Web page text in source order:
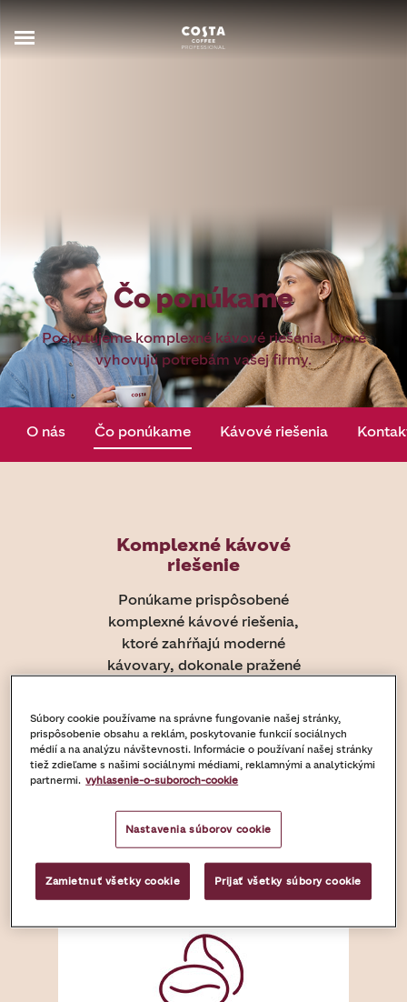
Čo ponúkame
Poskytujeme komplexné kávové riešenia, ktoré
vyhovujú potrebám vašej firmy.
O nás Čo ponúkame Kávové riešenia
Komplexné kávové
riešenie
Ponúkame prispôsobené
komplexné kávové riešenia,
ktoré zahŕňajú moderné
kávovary, dokonale pražené
aktiváciu, školenie
zamestnancov a podporu
zákazníckeho servisu a údržby.
Súbory cookie používame na správne fungovanie našej stránky,
prispôsobenie obsahu a reklám, poskytovanie funkcií sociálnych
médií a na analýzu návštevnosti. Informácie o používaní našej stránky
tiež zdieľame s našimi sociálnymi médiami, reklamnými a analytickými
partnermi. vyhlasenie-o-suboroch-cookie
Nastavenia súborov cookie
Zamietnuť všetky cookie Prijať všetky súbory cookie